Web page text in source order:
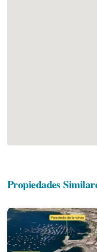
Propiedades